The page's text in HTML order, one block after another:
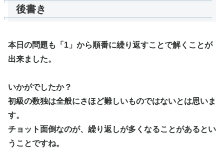
後書き
本日の問題も「1」から順番に繰り返すことで解くことが
出来ました。
いかがでしたか？
初級の数独は全般にさほど難しいものではないとは思いま
す。
チョット面倒なのが、繰り返しが多くなることがあるとい
うことですね。